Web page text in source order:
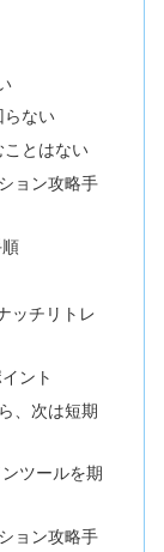
ない
とはない
ョン攻略手
ッチリトレ
ント
、次は短期
ツールを期
ョン攻略手